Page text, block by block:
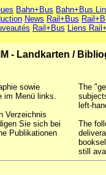
Bahn+Bus Bahn+Bus
News Rail+Bus
Rail+Bus Liens
- Landkarten /
sowie
im Menü links.
Verzeichnis
Sie sich bei
Publikationen
The
left-
The
still